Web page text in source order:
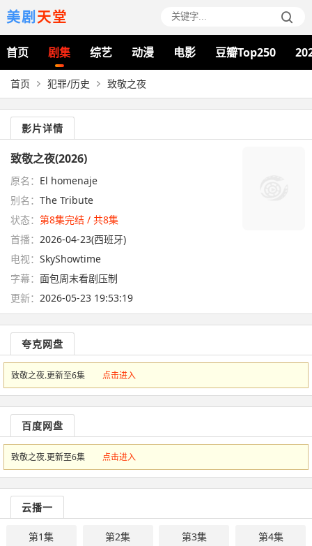
美剧天堂
首页 剧集 综艺 动漫 电影 豆瓣Top250
首页 犯罪/历史 致敬之夜
影片详情
致敬之夜(2026)
原名： El homenaje
别名： The Tribute
状态： 第8集完结 / 共8集
首播： 2026-04-23(西班牙)
电视： SkyShowtime
字幕： 面包周末看剧压制
更新： 2026-05-23 19:53:19
夸克网盘
致敬之夜.更新至6集 点击进入
百度网盘
致敬之夜.更新至6集 点击进入
云播一
第1集 第2集 第3集 第4集